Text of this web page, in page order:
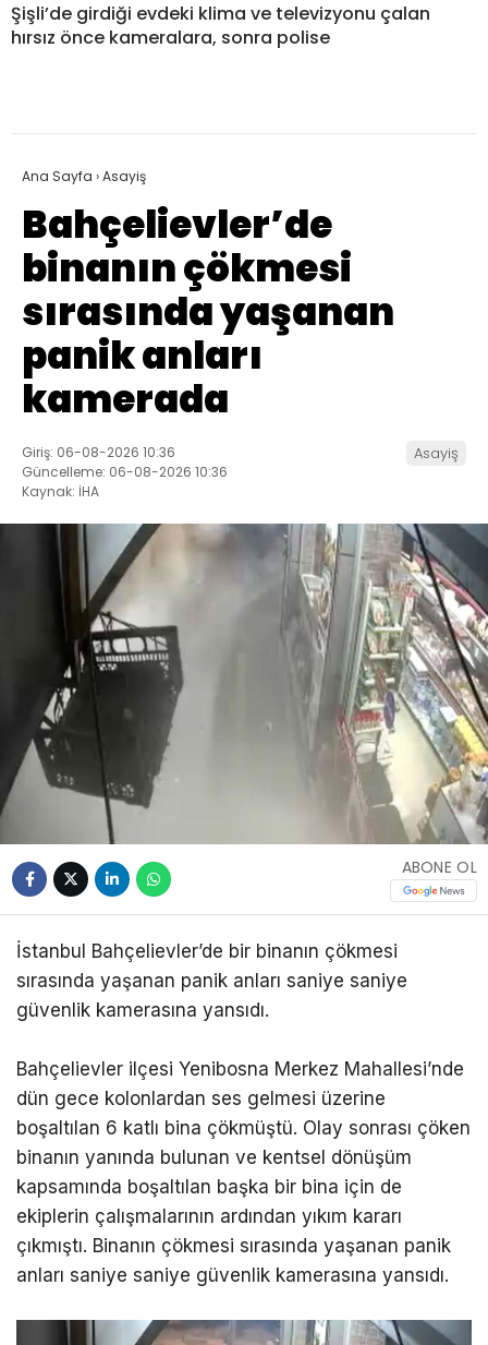
Şişli’de girdiği evdeki klima ve televizyonu çalan
hırsız önce kameralara, sonra polise
Ana Sayfa ›Asayiş
Bahçelievler’de
binanın çökmesi
sırasında yaşanan
panik anları
kamerada
Giriş: 06-08-2026 10:36
Güncelleme: 06-08-2026 10:36
Kaynak: İHA
Asayiş
ABONE OL
İstanbul Bahçelievler’de bir binanın çökmesi
sırasında yaşanan panik anları saniye saniye
güvenlik kamerasına yansıdı.
Bahçelievler ilçesi Yenibosna Merkez Mahallesi’nde
dün gece kolonlardan ses gelmesi üzerine
boşaltılan 6 katlı bina çökmüştü. Olay sonrası çöken
binanın yanında bulunan ve kentsel dönüşüm
kapsamında boşaltılan başka bir bina için de
ekiplerin çalışmalarının ardından yıkım kararı
çıkmıştı. Binanın çökmesi sırasında yaşanan panik
anları saniye saniye güvenlik kamerasına yansıdı.